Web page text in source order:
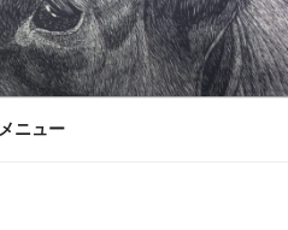
メニュー